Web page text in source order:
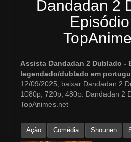
Dandadan 2
Assista Dandadan 2 Dublado -
legendado/dublado em
12/09/2025, baixar Dandadan 2
1080p, 720p, 480p. Dandadan 2
TopAnimes.net
Ação Comédia Shounen